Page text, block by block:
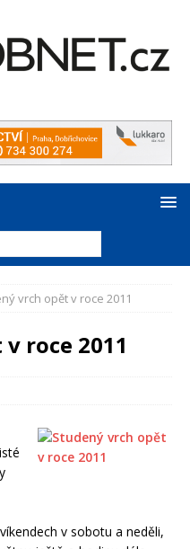
vrch opět v roce 2011
roce 2011
v sobotu a neděli,